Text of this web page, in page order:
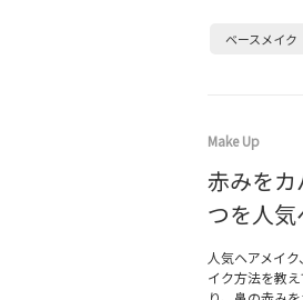
ベースメイク
Make Up
赤みを
つを人
人気ヘアメイ
イク方法を教